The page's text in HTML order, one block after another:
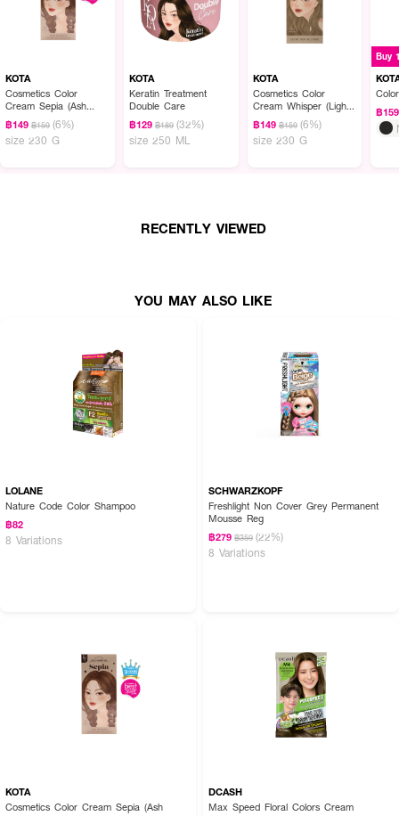
KOTA COSMETICS Color Creamครีมย้อมผมออแกนิค ที่มีคุณภาพดีและราคา
ไม่แพง เหมาะสำหรับผู้ที่ต้องการเปลี่ยนสีผมโดยไม่ต้องใช้งบประมาณมาก
• กลิ่นหอมโสมเกาหลี ไม่ฉุน ไม่แสบหัว
• ให้ผลลัพธ์ที่สม่ำเสมอและชัดเจน สีผมติดทนนาน
• ขนาด 200 ml.
KOTA
Cosmetics Color
Cream Sepia (Ash
Brown)
฿149 ฿159 (6%)
size 230 G
KOTA
Keratin Treatment
Double Care
฿129 ฿189 (32%)
size 250 ML
KOTA
Cosmetics Color
Cream Whisper (Light
Ash Blonde)
฿149 ฿159 (6%)
size 230 G
Buy
฿159
RECENTLY VIEWED
YOU MAY ALSO LIKE
LOLANE
Nature Code Color Shampoo
฿82
8 Variations
SCHWARZKOPF
Freshlight Non Cover Grey Permanent
Mousse Reg
฿279 ฿359 (22%)
8 Variations
KOTA
Cosmetics Color Cream Sepia (Ash
DCASH
Max Speed Floral Colors Cream